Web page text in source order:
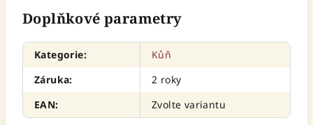
Doplňkové parametry
Kategorie:
Kůň
Záruka:
2 roky
EAN: Zvolte variantu